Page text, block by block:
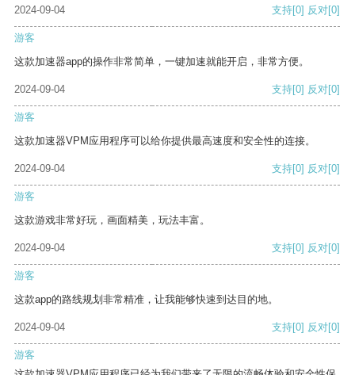
2024-09-04
支持[0] 反对[0]
游客
这款加速器app的操作非常简单，一键加速就能开启，非常方便。
2024-09-04 支持[0] 反对[0]
游客
这款加速器VPM应用程序可以给你提供最高速度和安全性的连接。
2024-09-04 支持[0] 反对[0]
游客
这款游戏非常好玩，画面精美，玩法丰富。
2024-09-04 支持[0] 反对[0]
游客
这款app的路线规划非常精准，让我能够快速到达目的地。
2024-09-04 支持[0] 反对[0]
游客